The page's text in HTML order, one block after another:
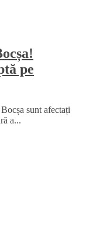
pe
sunt afectați
a...